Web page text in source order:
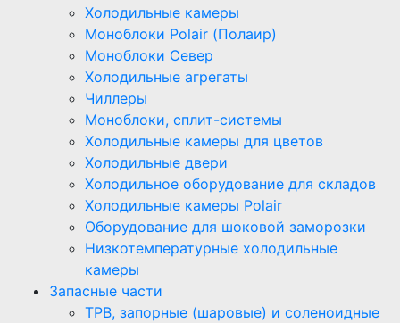
Холодильные камеры
Моноблоки Polair (Полаир)
Моноблоки Север
Холодильные агрегаты
Чиллеры
Моноблоки, сплит-системы
Холодильные камеры для цветов
Холодильные двери
Холодильное оборудование для складов
Холодильные камеры Polair
Оборудование для шоковой заморозки
Низкотемпературные холодильные
камеры
Запасные части
ТРВ, запорные (шаровые) и соленоидные